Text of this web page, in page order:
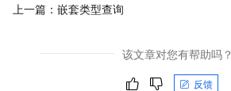
上一篇： 嵌套类型查询
该文章对您有帮助吗？
反馈